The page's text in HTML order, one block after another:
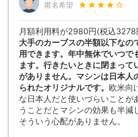
匿名希望
月額利用料が2980円(税込3278
大手のカーブスの半額以下なの
用できます。年中無休でいつで
ます。行きたいときに閉まって
がありません。マシンは日本人
られたオリジナルです。 欧米向
な日本人だと使いづらいことが
うことだとマシンの効果も半減
そういう心配がありません。